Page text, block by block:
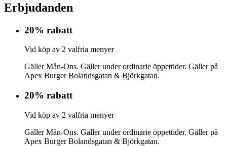
Erbjudanden
20% rabatt
Vid köp av 2 valfria menyer
Gäller Mån-Ons. Gäller under ordinarie öppettider. Gäller på
Apex Burger Bolandsgatan & Björkgatan.
20% rabatt
Vid köp av 2 valfria menyer
Gäller Mån-Ons. Gäller under ordinarie öppettider. Gäller på
Apex Burger Bolandsgatan & Björkgatan.